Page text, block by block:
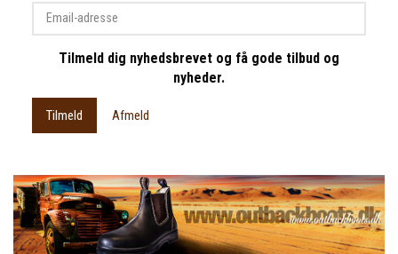
Email-
adresse
Tilmeld dig nyhedsbrevet og få gode tilbud og
nyheder.
Tilmeld Afmeld